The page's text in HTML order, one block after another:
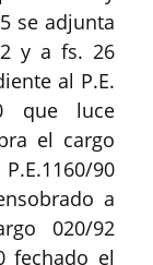
se adjunta
y a fs. 26
al P.E.
que luce
el cargo
90
a
020/92
fechado el